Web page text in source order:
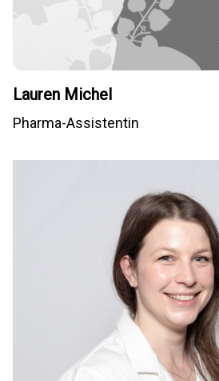
Lauren Michel
Pharma-Assistentin